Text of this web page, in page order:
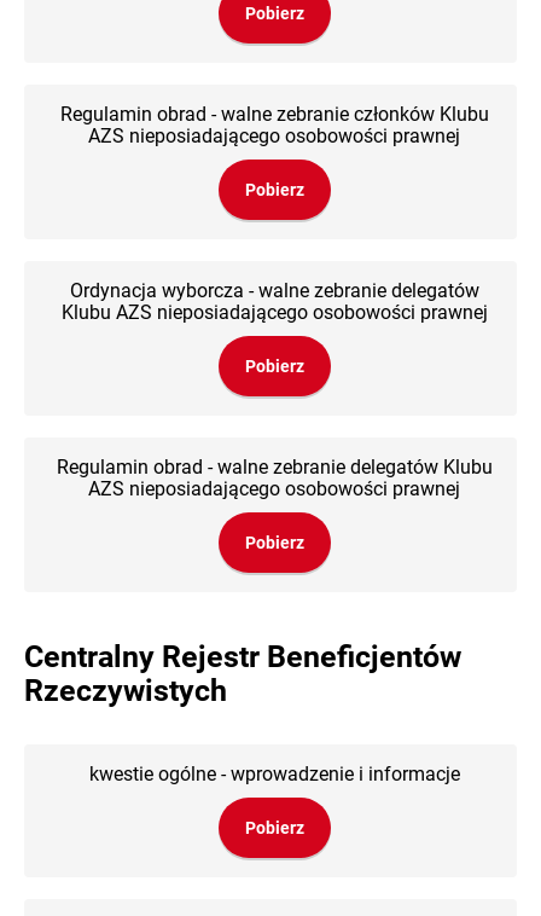
Pobierz
Regulamin obrad - walne zebranie członków Klubu
AZS nieposiadającego osobowości prawnej
Pobierz
Ordynacja wyborcza - walne zebranie delegatów
Klubu AZS nieposiadającego osobowości prawnej
Pobierz
Regulamin obrad - walne zebranie delegatów Klubu
AZS nieposiadającego osobowości prawnej
Pobierz
Centralny Rejestr Beneficjentów
Rzeczywistych
kwestie ogólne - wprowadzenie i informacje
Pobierz